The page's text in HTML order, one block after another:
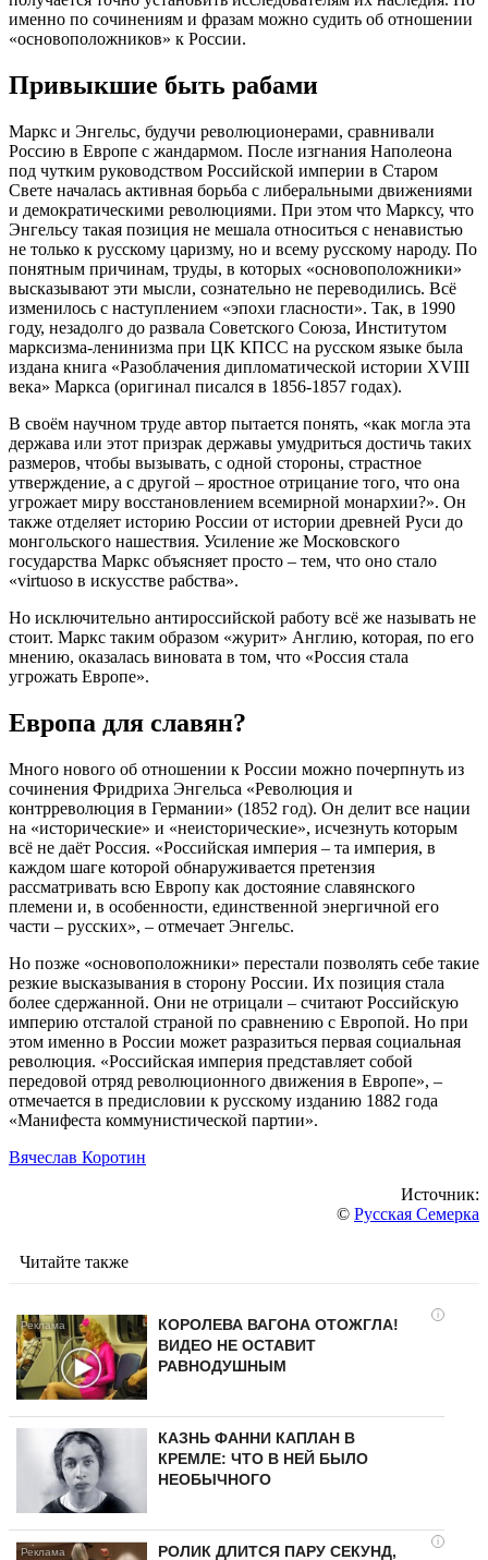
именно по сочинениям и фразам можно судить об отношении
«основоположников» к России.
Привыкшие быть рабами
Маркс и Энгельс, будучи революционерами, сравнивали
Россию в Европе с жандармом. После изгнания Наполеона
под чутким руководством Российской империи в Старом
Свете началась активная борьба с либеральными движениями
и демократическими революциями. При этом что Марксу, что
Энгельсу такая позиция не мешала относиться с ненавистью
не только к русскому царизму, но и всему русскому народу. По
понятным причинам, труды, в которых «основоположники»
высказывают эти мысли, сознательно не переводились. Всё
изменилось с наступлением «эпохи гласности». Так, в 1990
году, незадолго до развала Советского Союза, Институтом
марксизма-ленинизма при ЦК КПСС на русском языке была
издана книга «Разоблачения дипломатической истории XVIII
века» Маркса (оригинал писался в 1856-1857 годах).
В своём научном труде автор пытается понять, «как могла эта
держава или этот призрак державы умудриться достичь таких
размеров, чтобы вызывать, с одной стороны, страстное
утверждение, а с другой – яростное отрицание того, что она
угрожает миру восстановлением всемирной монархии?». Он
также отделяет историю России от истории древней Руси до
монгольского нашествия. Усиление же Московского
государства Маркс объясняет просто – тем, что оно стало
«virtuoso в искусстве рабства».
Но исключительно антироссийской работу всё же называть не
стоит. Маркс таким образом «журит» Англию, которая, по его
мнению, оказалась виновата в том, что «Россия стала
угрожать Европе».
Европа для славян?
Много нового об отношении к России можно почерпнуть из
сочинения Фридриха Энгельса «Революция и
контрреволюция в Германии» (1852 год). Он делит все нации
на «исторические» и «неисторические», исчезнуть которым
всё не даёт Россия. «Российская империя – та империя, в
каждом шаге которой обнаруживается претензия
рассматривать всю Европу как достояние славянского
племени и, в особенности, единственной энергичной его
части – русских», – отмечает Энгельс.
Но позже «основоположники» перестали позволять себе такие
резкие высказывания в сторону России. Их позиция стала
более сдержанной. Они не отрицали – считают Российскую
империю отсталой страной по сравнению с Европой. Но при
этом именно в России может разразиться первая социальная
революция. «Российская империя представляет собой
передовой отряд революционного движения в Европе», –
отмечается в предисловии к русскому изданию 1882 года
«Манифеста коммунистической партии».
Вячеслав Коротин
Источник:
© Русская Семерка
Читайте также
i
КОРОЛЕВА ВАГОНА ОТОЖГЛА!
ВИДЕО НЕ ОСТАВИТ
РАВНОДУШНЫМ
КАЗНЬ ФАННИ КАПЛАН В
КРЕМЛЕ: ЧТО В НЕЙ БЫЛО
НЕОБЫЧНОГО
i
РОЛИК ДЛИТСЯ ПАРУ СЕКУНД,